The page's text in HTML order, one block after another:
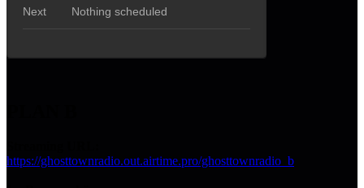
https://ghosttownradio.out.airtime.pro/ghosttownradio_b